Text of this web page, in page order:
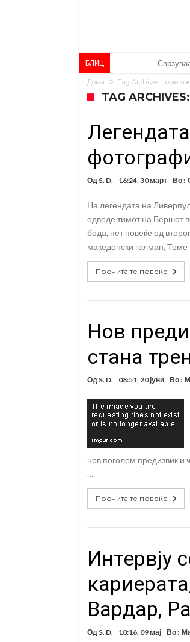
БЛИЦ
Замена
Мурињо
Карагер
Родри
Крај на
Колку
Дома Tag Archives: томе
TAG
Од S. D. 16:24, 30 март Во :
На легендата на
одведе тимот на Бершот
бода, пет повеќе од
македонски голман, Томе
Прочитајте повеќе
Нов
стана
Од S. D. 08:51, 20 јуни Во :
нов поголем предизвик и
…
Прочитајте повеќе
Интервју
Вардар,
Од S. D. 10:16, 09 мај Во :